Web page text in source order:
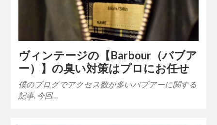
ヴィンテージの【Barbour（バブア
ー）】の臭い対策はプロにお任せ
僕のブログでアクセス数が多いバブアーに関する
記事. 今回…